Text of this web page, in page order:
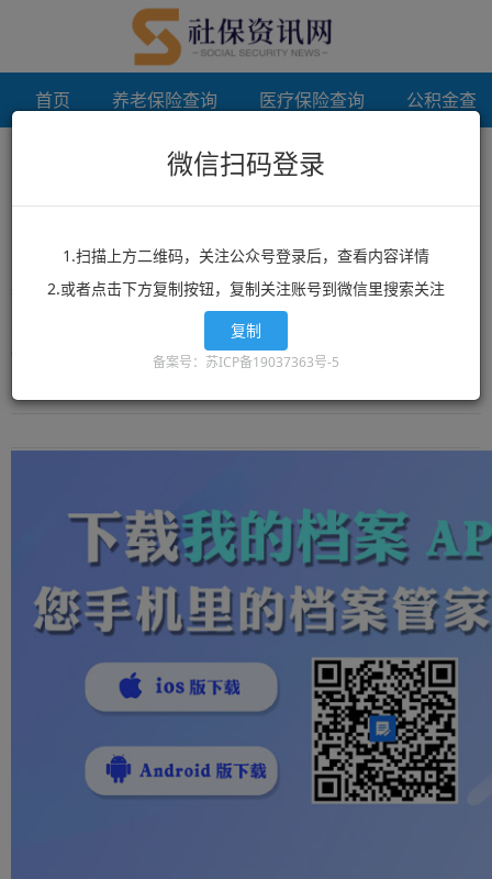
首页 养老保险查询 医疗保险查询 公积金查
苏州档案存档
想了解苏州档案存档？苏州档案存档相关政策？苏州档案存档最新消
息？就来12333社保查询网！这里有全网最丰富的精品苏州档案存档
相关文章资讯，苏州档案存档的最新信息可以让你快速的获取您想要
微信扫码登录
1.扫描上方二维码，关注公众号登录后，查看内容详情
2.或者点击下方复制按钮，复制关注账号到微信里搜索关注
复制
备案号：苏ICP备19037363号-5